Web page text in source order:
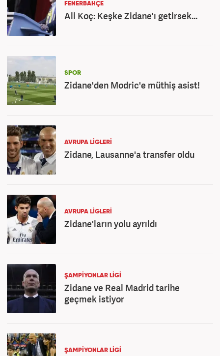
FENERBAHÇE
Ali Koç: Keşke Zidane'ı getirsek...
SPOR
Zidane'den Modric'e müthiş asist!
AVRUPA LİGLERİ
Zidane, Lausanne'a transfer oldu
AVRUPA LİGLERİ
Zidane'ların yolu ayrıldı
ŞAMPİYONLAR LİGİ
Zidane ve Real Madrid tarihe
geçmek istiyor
ŞAMPİYONLAR LİGİ